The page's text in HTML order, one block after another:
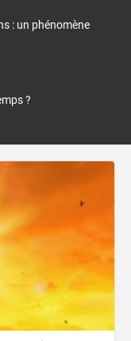
: un phénomène
?